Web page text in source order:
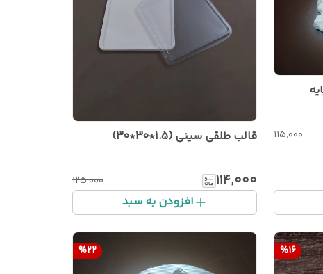
۱۱۵٬۰۰۰ قالب طلقی سینی (1.5*30*30)
۱۱۴٬۰۰۰ ۱۲۵٬۰۰۰
افزودن به سبد
%16
%22